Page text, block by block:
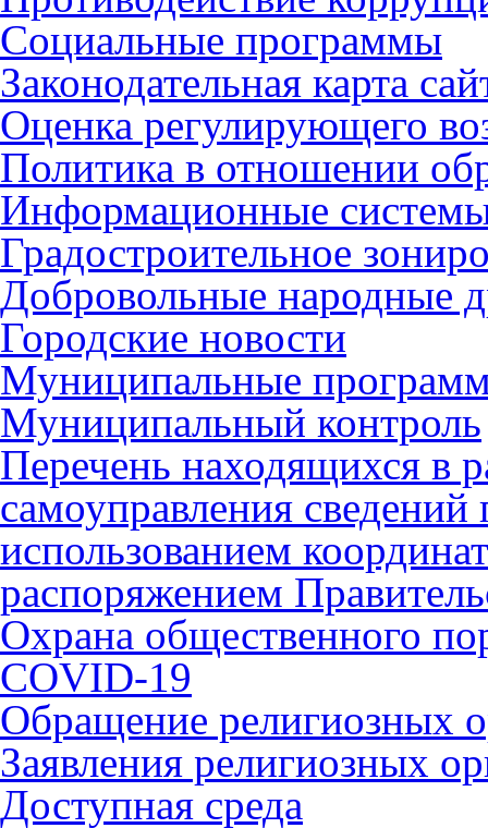
Социальные программы
Законодательная карта
Оценка регулирующего
Политика в отношении
Информационные
Градостроительное
Добровольные народные
Городские новости
Муниципальные
Муниципальный контроль
Перечень находящихся в
самоуправления
использованием
распоряжением
Охрана общественного
COVID-19
Обращение религиозных
Заявления религиозных
Доступная среда